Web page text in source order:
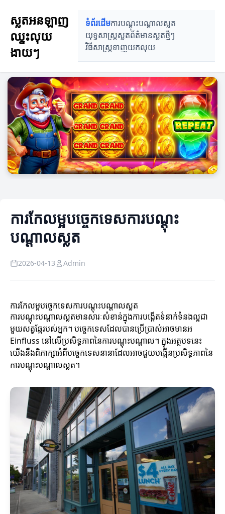
ស្លតអនឡាញ
ឈ្នះលុយ
ងាយៗ
ទំព័រដើមការបណ្តុះបណ្តាលស្លត
យុទ្ធសាស្ត្រស្លតព័ត៌មានស្លតថ្មីៗ
វិធីសាស្ត្រទាញយកលុយ
ការកែលម្អបច្ចេកទេសការបណ្តុះ
បណ្តាលស្លត
2026-04-13 Admin
ការកែលម្អបច្ចេកទេសការបណ្តុះបណ្តាលស្លត
ការបណ្តុះបណ្តាលស្លតមានសារៈសំខាន់ក្នុងការបង្កើតទំនាក់ទំនងល្អជា
មួយសត្វឆ្កែរបស់អ្នក។ បច្ចេកទេសដែលបានប្រើប្រាស់អាចមានអ
Einfluss នៅលើប្រសិទ្ធភាពនៃការបណ្តុះបណ្តាល។ ក្នុងអត្ថបទនេះ
យើងនឹងពិភាក្សាអំពីបច្ចេកទេសនានាដែលអាចជួយបង្កើនប្រសិទ្ធភាពនៃ
ការបណ្តុះបណ្តាលស្លត។